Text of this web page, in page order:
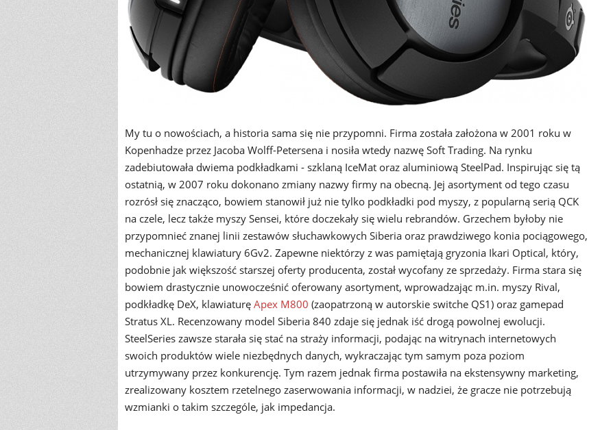
My tu o nowościach, a historia sama się nie przypomni. Firma została założona w 2001 roku w
Kopenhadze przez Jacoba Wolff-Petersena i nosiła wtedy nazwę Soft Trading. Na rynku
zadebiutowała dwiema podkładkami - szklaną IceMat oraz aluminiową SteelPad. Inspirując się tą
ostatnią, w 2007 roku dokonano zmiany nazwy firmy na obecną. Jej asortyment od tego czasu
rozrósł się znacząco, bowiem stanowił już nie tylko podkładki pod myszy, z popularną serią QCK
na czele, lecz także myszy Sensei, które doczekały się wielu rebrandów. Grzechem byłoby nie
przypomnieć znanej linii zestawów słuchawkowych Siberia oraz prawdziwego konia pociągowego,
mechanicznej klawiatury 6Gv2. Zapewne niektórzy z was pamiętają gryzonia Ikari Optical, który,
podobnie jak większość starszej oferty producenta, został wycofany ze sprzedaży. Firma stara się
bowiem drastycznie unowocześnić oferowany asortyment, wprowadzając m.in. myszy Rival,
podkładkę DeX, klawiaturę Apex M800 (zaopatrzoną w autorskie switche QS1) oraz gamepad
Stratus XL. Recenzowany model Siberia 840 zdaje się jednak iść drogą powolnej ewolucji.
SteelSeries zawsze starała się stać na straży informacji, podając na witrynach internetowych
swoich produktów wiele niezbędnych danych, wykraczając tym samym poza poziom
utrzymywany przez konkurencję. Tym razem jednak firma postawiła na ekstensywny marketing,
zrealizowany kosztem rzetelnego zaserwowania informacji, w nadziei, że gracze nie potrzebują
wzmianki o takim szczególe, jak impedancja.